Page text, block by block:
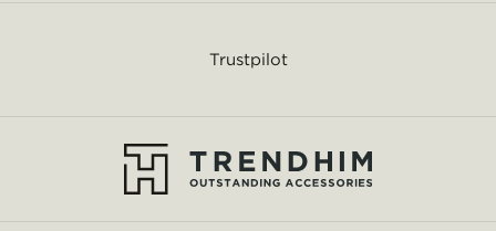
Trustpilot